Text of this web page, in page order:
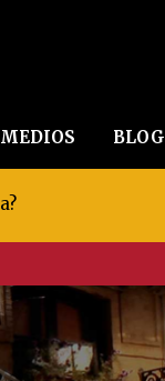
MEDIOS BLOG